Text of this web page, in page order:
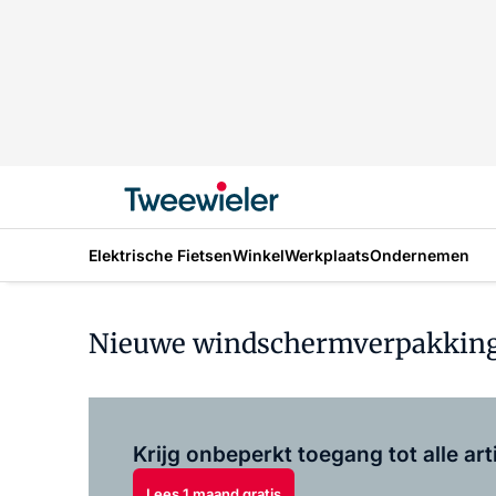
Elektrische FietsenWinkelWerkplaatsOndernemen
Nieuwe
Krijg onbeperkt toegang tot alle